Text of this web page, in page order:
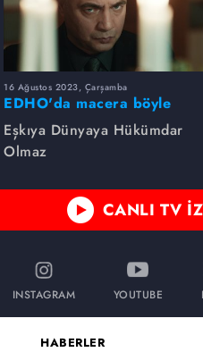
16 Ağustos 2023, Çarşamba
EDHO'da macera böyle
başlamıştı...
Eşkıya Dünyaya Hükümdar
Olmaz
CANLI TV
INSTAGRAM YOUTUBE
HABERLER